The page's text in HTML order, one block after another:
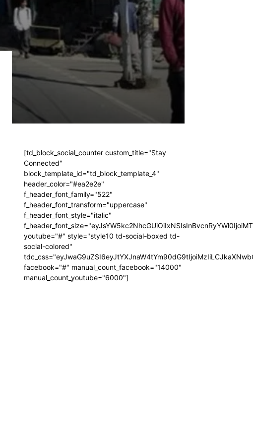
[td_block_social_counter custom_title="Stay
Connected"
block_template_id="td_block_template_4"
header_color="#ea2e2e"
f_header_font_family="522"
f_header_font_transform="uppercase"
f_header_font_style="italic"
youtube="#" style="style10 td-social-boxed td-
social-colored"
facebook="#" manual_count_facebook="14000"
manual_count_youtube="6000"]